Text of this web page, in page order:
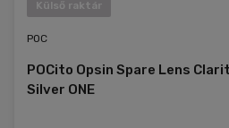
Külső raktár
POC
POCito Opsin Spare Lens
Silver ONE